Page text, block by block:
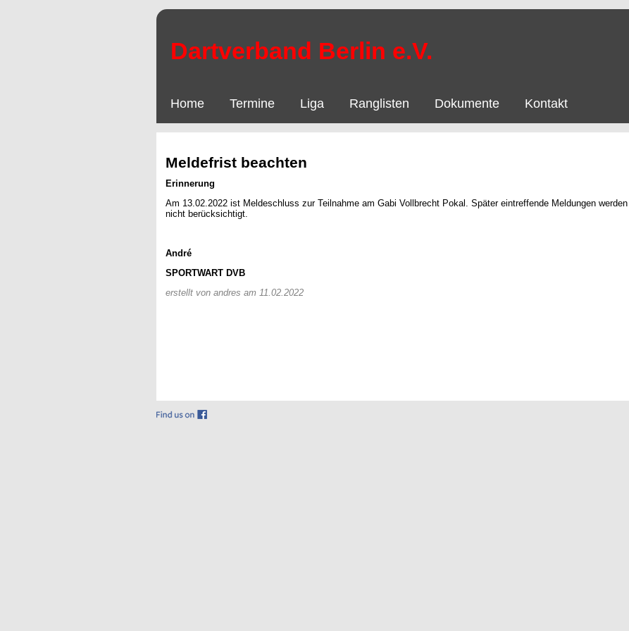
Dartverband Berlin e.V.
Home Termine Liga Ranglisten Dokumente Kontakt
Meldefrist beachten
Erinnerung
Am 13.02.2022 ist Meldeschluss zur Teilnahme am Gabi Vollbrecht Pokal. Später eintreffende Meldungen werden
nicht berücksichtigt.
André
SPORTWART DVB
erstellt von andres am 11.02.2022